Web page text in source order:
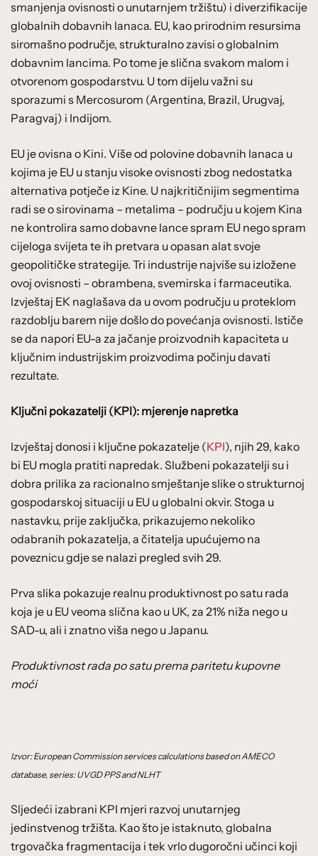
smanjenja ovisnosti o unutarnjem tržištu) i diverzifikacije
globalnih dobavnih lanaca. EU, kao prirodnim resursima
siromašno područje, strukturalno zavisi o globalnim
dobavnim lancima. Po tome je slična svakom malom i
otvorenom gospodarstvu. U tom dijelu važni su
sporazumi s Mercosurom (Argentina, Brazil, Urugvaj,
Paragvaj) i Indijom.
EU je ovisna o Kini. Više od polovine dobavnih lanaca u
kojima je EU u stanju visoke ovisnosti zbog nedostatka
alternativa potječe iz Kine. U najkritičnijim segmentima
radi se o sirovinama – metalima – području u kojem Kina
ne kontrolira samo dobavne lance spram EU nego spram
cijeloga svijeta te ih pretvara u opasan alat svoje
geopolitičke strategije. Tri industrije najviše su izložene
ovoj ovisnosti – obrambena, svemirska i farmaceutika.
Izvještaj EK naglašava da u ovom području u proteklom
razdoblju barem nije došlo do povećanja ovisnosti. Ističe
se da napori EU-a za jačanje proizvodnih kapaciteta u
ključnim industrijskim proizvodima počinju davati
rezultate.
Ključni pokazatelji (KPI): mjerenje napretka
Izvještaj donosi i ključne pokazatelje (KPI), njih 29, kako
bi EU mogla pratiti napredak. Službeni pokazatelji su i
dobra prilika za racionalno smještanje slike o strukturnoj
gospodarskoj situaciji u EU u globalni okvir. Stoga u
nastavku, prije zaključka, prikazujemo nekoliko
odabranih pokazatelja, a čitatelja upućujemo na
poveznicu gdje se nalazi pregled svih 29.
Prva slika pokazuje realnu produktivnost po satu rada
koja je u EU veoma slična kao u UK, za 21% niža nego u
SAD-u, ali i znatno viša nego u Japanu.
Produktivnost rada po satu prema paritetu kupovne
moći
Izvor: European Commission services calculations based on AMECO
database, series: UVGD PPS and NLHT
Sljedeći izabrani KPI mjeri razvoj unutarnjeg
jedinstvenog tržišta. Kao što je istaknuto, globalna
trgovačka fragmentacija i tek vrlo dugoročni učinci koji